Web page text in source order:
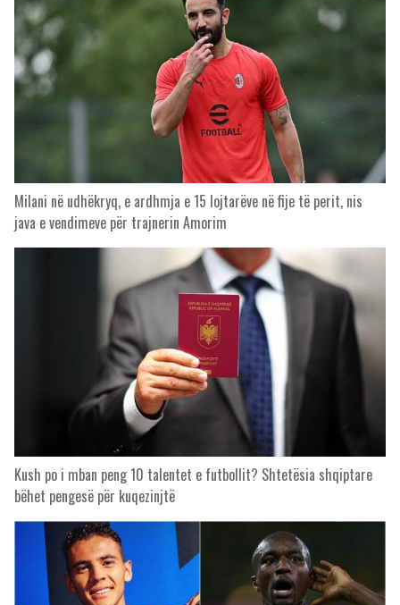
Milani në udhëkryq, e ardhmja e 15 lojtarëve në fije të perit, nis
java e vendimeve për trajnerin Amorim
Kush po i mban peng 10 talentet e futbollit? Shtetësia shqiptare
bëhet pengesë për kuqezinjtë